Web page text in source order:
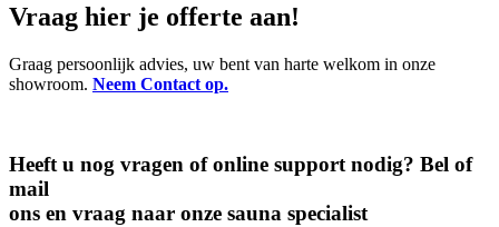
Vraag hier je offerte aan!
Graag persoonlijk advies, uw bent van harte welkom in onze
showroom. Neem Contact op.
Heeft u nog vragen of online support nodig? Bel of
mail
ons en vraag naar onze sauna specialist